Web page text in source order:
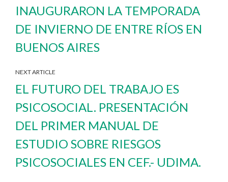
INAUGURARON LA TEMPORADA
DE INVIERNO DE ENTRE RÍOS EN
BUENOS AIRES
NEXT ARTICLE
EL FUTURO DEL TRABAJO ES
PSICOSOCIAL. PRESENTACIÓN
DEL PRIMER MANUAL DE
ESTUDIO SOBRE RIESGOS
PSICOSOCIALES EN CEF.- UDIMA.